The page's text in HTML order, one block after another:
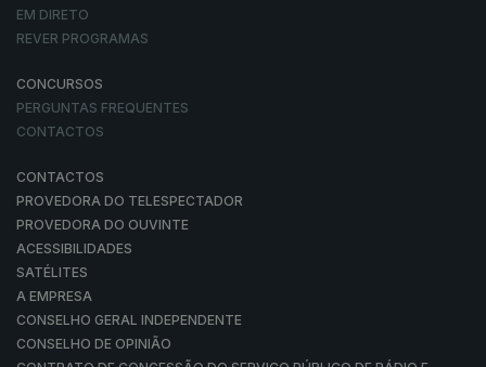
EM DIRETO
REVER PROGRAMAS
CONCURSOS
PERGUNTAS FREQUENTES
CONTACTOS
CONTACTOS
PROVEDORA DO TELESPECTADOR
PROVEDORA DO OUVINTE
ACESSIBILIDADES
SATÉLITES
A EMPRESA
CONSELHO GERAL INDEPENDENTE
CONSELHO DE OPINIÃO